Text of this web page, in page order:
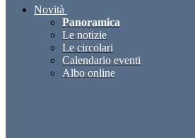
Novità
Panoramica
Le notizie
Le circolari
Calendario eventi
Albo online